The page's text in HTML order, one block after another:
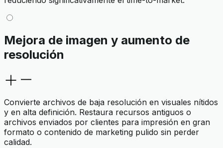
Mejora de imagen y aumento de
resolución
Convierte archivos de baja resolución en visuales nítidos
y en alta definición. Restaura recursos antiguos o
archivos enviados por clientes para impresión en gran
formato o contenido de marketing pulido sin perder
calidad.